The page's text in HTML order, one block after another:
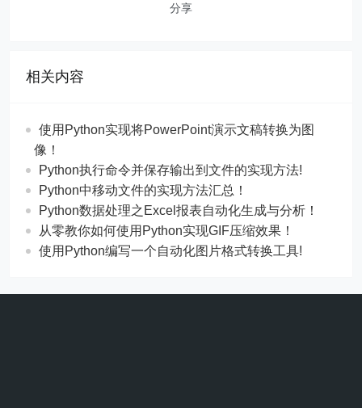
分享
相关内容
使用Python实现将PowerPoint演示文稿转换为图
像！
Python执行命令并保存输出到文件的实现方法!
Python中移动文件的实现方法汇总！
Python数据处理之Excel报表自动化生成与分析！
从零教你如何使用Python实现GIF压缩效果！
使用Python编写一个自动化图片格式转换工具!